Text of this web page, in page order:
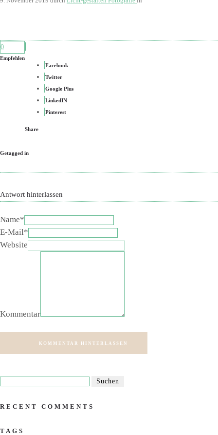
0
Empfehlen
Facebook
Twitter
Google Plus
LinkedIN
Pinterest
Share
Getagged in
Antwort hinterlassen
Name*
E-Mail*
Website
Kommentar
KOMMENTAR HINTERLASSEN
RECENT COMMENTS
TAGS